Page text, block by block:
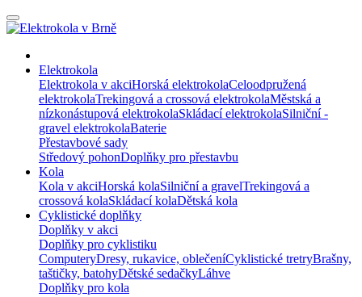
Elektrokola
Elektrokola v akciHorská elektrokolaCeloodpružená
elektrokolaTrekingová a crossová elektrokolaMěstská a
nízkonástupová elektrokolaSkládací elektrokolaSilniční -
gravel elektrokolaBaterie
Přestavbové sady
Středový pohonDoplňky pro přestavbu
Kola
Kola v akciHorská kolaSilniční a gravelTrekingová a
crossová kolaSkládací kolaDětská kola
Cyklistické doplňky
Doplňky v akci
Doplňky pro cyklistiku
ComputeryDresy, rukavice, oblečeníCyklistické tretryBrašny,
taštičky, batohyDětské sedačkyLáhve
Doplňky pro kola